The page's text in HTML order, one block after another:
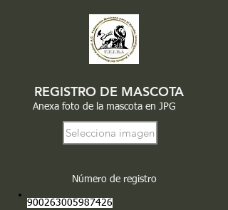
REGISTRO DE MASCOTA
Anexa foto de la mascota en JPG
Selecciona imagen
Número de registro
900263005987426